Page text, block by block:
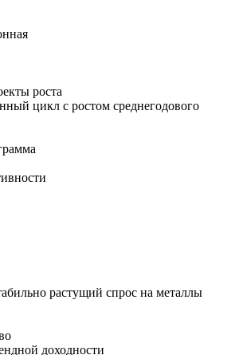
роста
цикл с ростом среднегодового
растущий спрос на металлы
доходности